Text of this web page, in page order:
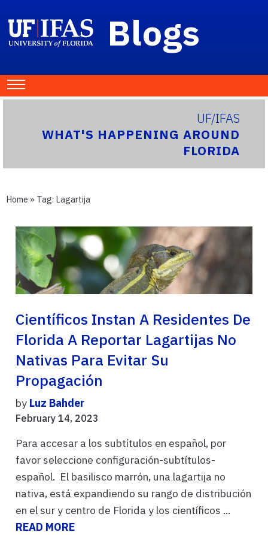
Blogs
UF/IFAS
WHAT'S HAPPENING AROUND
FLORIDA
Home » Tag: Lagartija
Científicos Instan A Residentes De
Florida A Reportar Lagartijas No
Nativas Para Evitar Su
Propagación
by Luz Bahder
February 14, 2023
Para accesar a los subtítulos en español, por
favor seleccione configuración-subtítulos-
español. El basilisco marrón, una lagartija no
nativa, está expandiendo su rango de distribución
en el sur y centro de Florida y los científicos ...
READ MORE